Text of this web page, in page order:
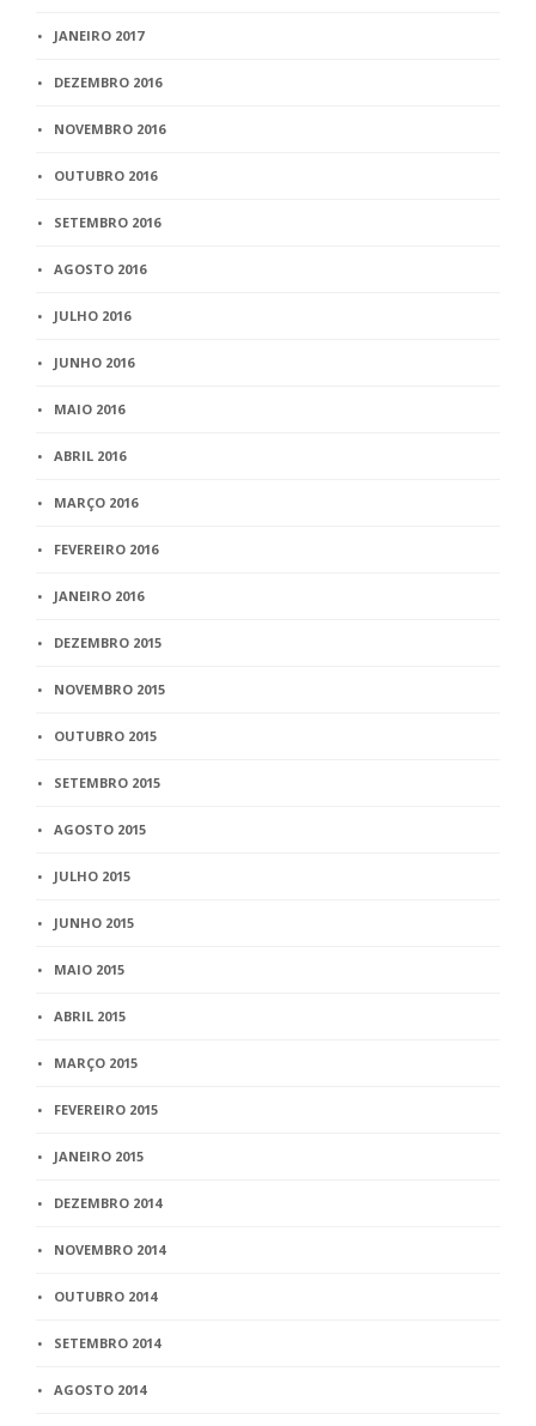
JANEIRO 2017
DEZEMBRO 2016
NOVEMBRO 2016
OUTUBRO 2016
SETEMBRO 2016
AGOSTO 2016
JULHO 2016
JUNHO 2016
MAIO 2016
ABRIL 2016
MARÇO 2016
FEVEREIRO 2016
JANEIRO 2016
DEZEMBRO 2015
NOVEMBRO 2015
OUTUBRO 2015
SETEMBRO 2015
AGOSTO 2015
JULHO 2015
JUNHO 2015
MAIO 2015
ABRIL 2015
MARÇO 2015
FEVEREIRO 2015
JANEIRO 2015
DEZEMBRO 2014
NOVEMBRO 2014
OUTUBRO 2014
SETEMBRO 2014
AGOSTO 2014